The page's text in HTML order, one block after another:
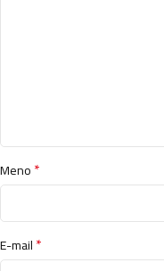
Meno*
E-mail*